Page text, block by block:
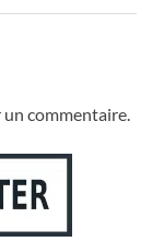
commentaire.